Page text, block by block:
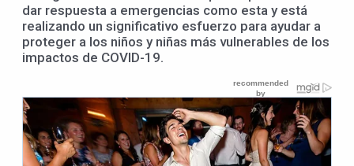
dar respuesta a emergencias como esta y está
realizando un significativo esfuerzo para ayudar a
proteger a los niños y niñas más vulnerables de los
impactos de COVID-19.